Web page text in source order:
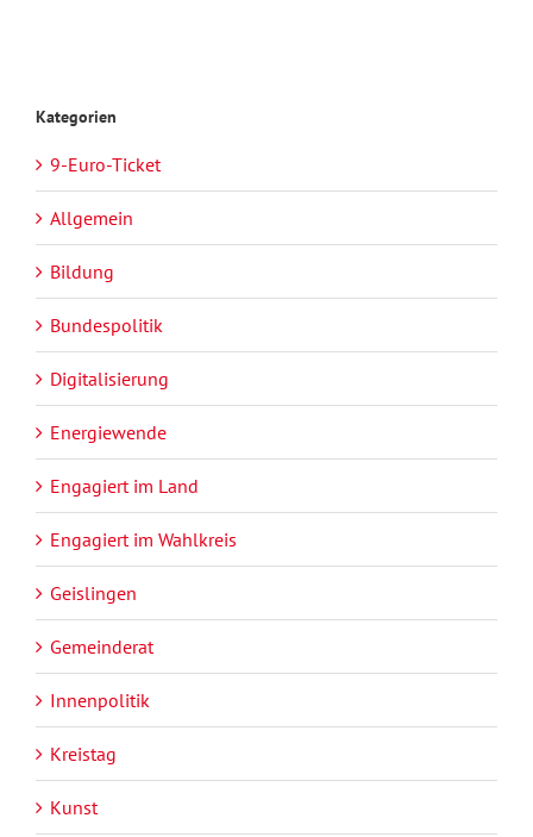
Kategorien
9-Euro-Ticket
Allgemein
Bildung
Bundespolitik
Digitalisierung
Energiewende
Engagiert im Land
Engagiert im Wahlkreis
Geislingen
Gemeinderat
Innenpolitik
Kreistag
Kunst